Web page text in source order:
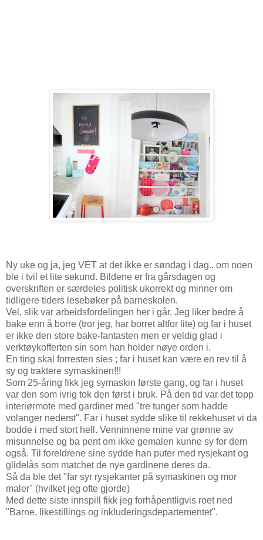
Ny uke og ja, jeg VET at det ikke er søndag i dag.. om noen
ble i tvil et lite sekund. Bildene er fra gårsdagen og
overskriften er særdeles politisk ukorrekt og minner om
tidligere tiders lesebøker på barneskolen.
Vel, slik var arbeidsfordelingen her i går. Jeg liker bedre å
bake enn å borre (tror jeg, har borret altfor lite) og far i huset
er ikke den store bake-fantasten men er veldig glad i
verktøykofferten sin som han holder nøye orden i.
En ting skal forresten sies ; far i huset kan være en rev til å
sy og traktere symaskinen!!!
Som 25-åring fikk jeg symaskin første gang, og far i huset
var den som ivrig tok den først i bruk. På den tid var det topp
interiørmote med gardiner med "tre tunger som hadde
volanger nederst". Far i huset sydde slike til rekkehuset vi da
bodde i med stort hell. Venninnene mine var grønne av
misunnelse og ba pent om ikke gemalen kunne sy for dem
også. Til foreldrene sine sydde han puter med rysjekant og
glidelås som matchet de nye gardinene deres da.
Så da ble det "far syr rysjekanter på symaskinen og mor
maler" (hvilket jeg ofte gjorde)
Med dette siste innspill fikk jeg forhåpentligvis roet ned
"Barne, likestillings og inkluderingsdepartementet".